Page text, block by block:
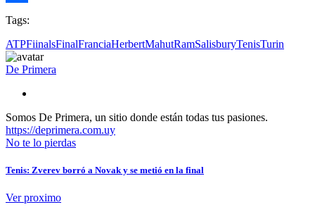
Compartir
Tags:
ATPFiinalsFinalFranciaHerbertMahutRamSalisburyTenisTurin
De Primera
Somos De Primera, un sitio donde están todas tus pasiones.
https://deprimera.com.uy
No te lo pierdas
Tenis: Zverev borró a Novak y se metió en la final
Ver proximo